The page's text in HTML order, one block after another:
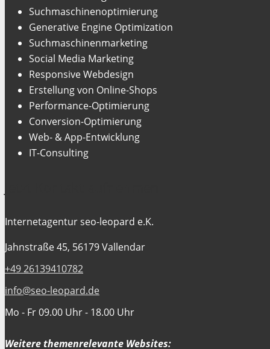
Suchmaschinenoptimierung
Generative Engine Optimization
Suchmaschinenmarketing
Social Media Marketing
Responsive Webdesign
Erstellung von Online-Shops
Performance-Optimierung
Conversion-Optimierung
Web- & App-Entwicklung
IT-Consulting
Internetagentur seo-leopard e.K.
Jahnstraße 45, 56179 Vallendar
+49 26139410782
info@seo-leopard.de
Mo - Fr 09.00 Uhr - 18.00 Uhr
Weitere themenrelevante Websites: